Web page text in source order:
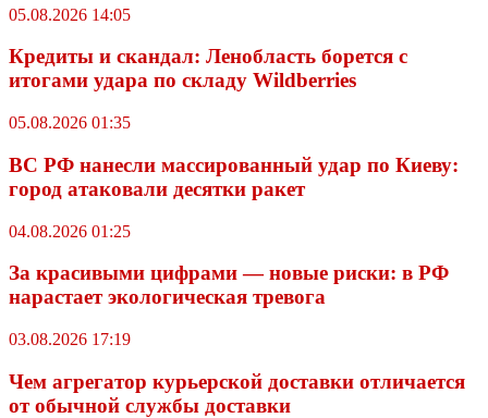
05.08.2026 14:05
Кредиты и скандал: Ленобласть борется с
итогами удара по складу Wildberries
05.08.2026 01:35
ВС РФ нанесли массированный удар по Киеву:
город атаковали десятки ракет
04.08.2026 01:25
За красивыми цифрами — новые риски: в РФ
нарастает экологическая тревога
03.08.2026 17:19
Чем агрегатор курьерской доставки отличается
от обычной службы доставки